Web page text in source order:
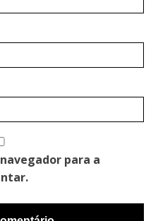
para a